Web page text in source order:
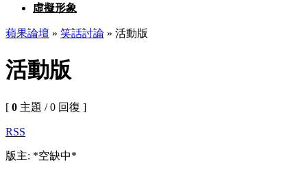
虛擬形象
蘋果論壇 » 笑話討論 » 活動版
活動版
[ 0 主題 / 0 回復 ]
RSS
版主: *空缺中*